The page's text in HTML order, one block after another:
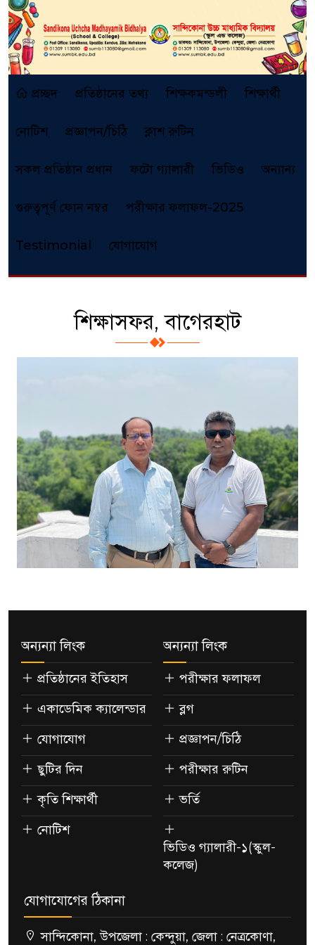
প্রচ্ছদ প্রতিষ্ঠানের তথ্য শিক্ষকমন্ডলী শিক্ষার্থী
নোটিশ প্রজ্ঞাপন/চিঠি ক্লাশ রুটিন
সকল প্রতিষ্ঠান প্রধান ফটো গ্যালারী ভিডিও অন্যান্য
গুরুত্বপূর্ণ ফোন নম্বর পরীক্ষার ফলাফল-2025
Testimonial যোগাযোগ
শিক্ষাসফর, বাগেরহাট
অন্যন্যা লিংক
প্রতিষ্ঠানের ইতিহাস
একাডেমিক ক্যালেন্ডার
যোগাযোগ
ছুটির দিন
কৃতি শিক্ষার্থী
নোটিশ
অন্যন্যা লিংক
পরীক্ষার ফলাফল
ব্লগ
প্রজ্ঞাপন/চিঠি
পরীক্ষার রুটিন
ভর্তি
ভিডিও গ্যালারী-১(স্কুল-
কলেজ)
যোগাযোগের ঠিকানা
সান্দিকোনা, উপজেলা : কেন্দুয়া, জেলা : নেত্রকোণা,